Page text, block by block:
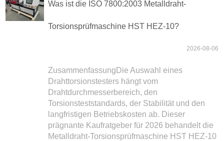
Was ist die ISO 7800:2003 Metalldraht-
Torsionsprüfmaschine HST HEZ-10?
2026-08-06
ZusammenfassungDie Auswahl eines
Drahttorsionstesters hängt vom
Drahtdurchmesserbereich, den
Torsionsteststandards, der Stabilität und den
langfristigen Betriebskosten ab. Dieser
prägnante Kaufratgeber für 2026 behandelt die
Metalldraht-Torsionsprüfmaschine HST HEZ-10